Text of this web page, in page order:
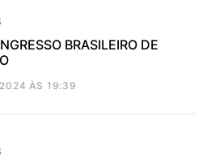
BRASILEIRO DE
ÀS 19:39